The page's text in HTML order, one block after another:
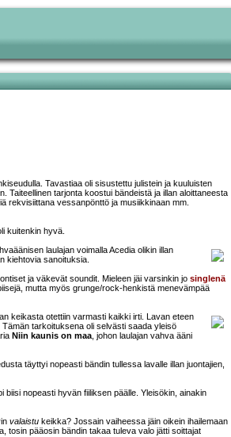
Tavastiaa oli sisustettu julistein ja kuuluisten
Taiteellinen tarjonta koostui bändeistä ja illan aloittaneesta
rekvisiittana vessanpönttö ja musiikkinaan mm.
kuitenkin hyvä.
laulajan voimalla Acedia olikin illan
kiehtovia sanoituksia.
ja väkevät soundit. Mieleen jäi varsinkin jo singlenä
mutta myös grunge/rock-henkistä menevämpää
keikasta otettiin varmasti kaikki irti. Lavan eteen
Tämän tarkoituksena oli selvästi saada yleisö
Niin kaunis on maa, johon laulajan vahva ääni
täyttyi nopeasti bändin tullessa lavalle illan juontajien,
biisi nopeasti hyvän fiiliksen päälle. Yleisökin, ainakin
valaistu keikka? Jossain vaiheessa jäin oikein ihailemaan
tosin pääosin bändin takaa tuleva valo jätti soittajat